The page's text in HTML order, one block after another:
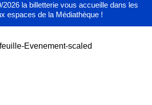
2026 la billetterie vous accueille dans les
espaces de la Médiathèque !